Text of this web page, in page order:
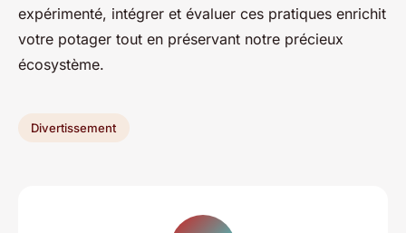
expérimenté, intégrer et évaluer ces pratiques enrichit
votre potager tout en préservant notre précieux
écosystème.
Divertissement